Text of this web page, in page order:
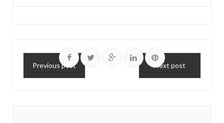
Previous post Next post